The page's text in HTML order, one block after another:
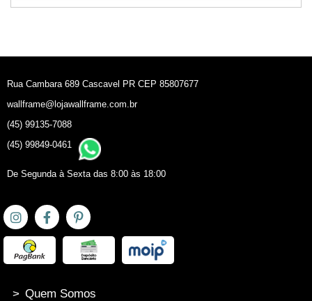
Rua Cambara 689 Cascavel PR CEP 85807677
wallframe@lojawallframe.com.br
(45) 99135-7088
(45) 99849-0461
De Segunda à Sexta das 8:00 às 18:00
> Quem Somos